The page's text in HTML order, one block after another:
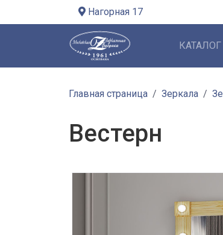
Нагорная 17
КАТАЛОГ
Главная страница Зеркала
Вестерн